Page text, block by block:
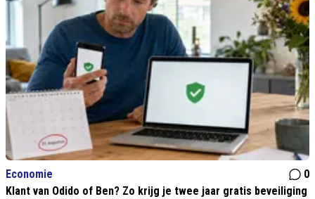
Economie
0
Klant van Odido of Ben? Zo krijg je twee jaar gratis beveiliging